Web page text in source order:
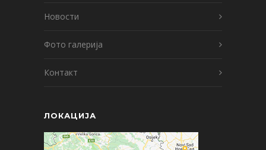
Новости
Фото галерија
Контакт
ЛОКАЦИЈА